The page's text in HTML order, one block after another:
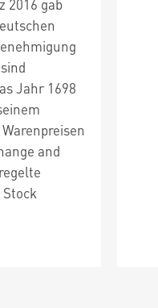
2016 gab
Jahr 1698
and